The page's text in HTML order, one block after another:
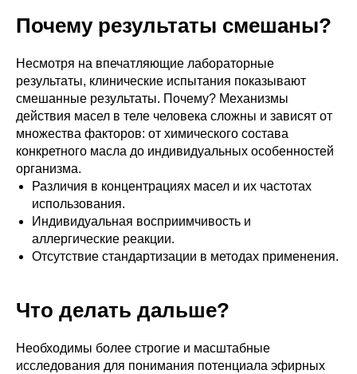
Почему результаты смешаны?
Несмотря на впечатляющие лабораторные
результаты, клинические испытания показывают
смешанные результаты. Почему? Механизмы
действия масел в теле человека сложны и зависят от
множества факторов: от химического состава
конкретного масла до индивидуальных особенностей
организма.
Различия в концентрациях масел и их частотах
использования.
Индивидуальная восприимчивость и
аллергические реакции.
Отсутствие стандартизации в методах применения.
Что делать дальше?
Необходимы более строгие и масштабные
исследования для понимания потенциала эфирных